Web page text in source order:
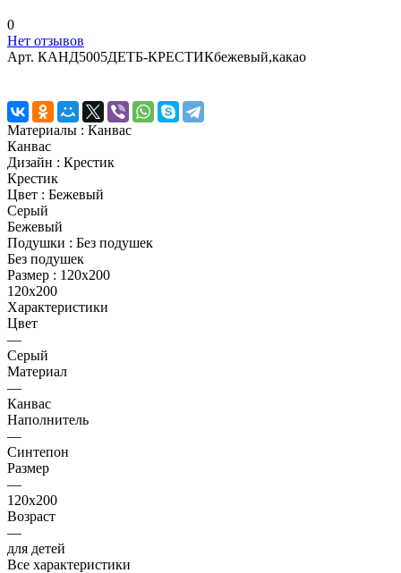
0
Нет отзывов
Арт. КАНД5005ДЕТБ-КРЕСТИКбежевый,какао
Материалы : Канвас
Канвас
Дизайн : Крестик
Крестик
Цвет : Бежевый
Серый
Бежевый
Подушки : Без подушек
Без подушек
Размер : 120x200
120x200
Характеристики
Цвет
—
Серый
Материал
—
Канвас
Наполнитель
—
Синтепон
Размер
—
120x200
Возраст
—
для детей
Все характеристики